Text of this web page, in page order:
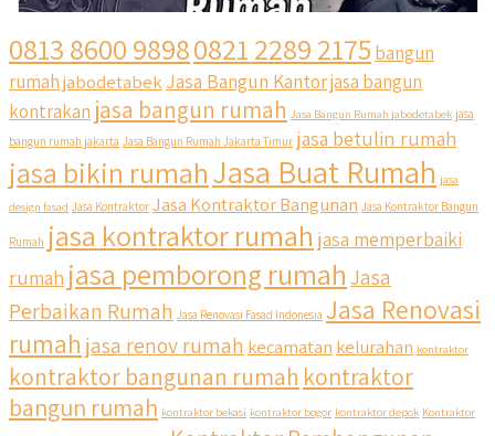
qyusipersada
@qyusipersada 3 years ago
Siapa yang udah masuk List untuk Bangun dan Renovasi
rumah Di @qyusipersada dengan sistem Cicilan ?? 🤗
0813 8600 98980821 2289 2175 bangun
rumahjabodetabek Jasa Bangun Kantorjasa bangun
kontrakan jasa bangun rumah Jasa Bangun Rumah jabodetabek jasa
bangun rumah jakarta Jasa Bangun Rumah Jakarta Timur jasa betulin rumah
jasa bikin rumahJasa Buat Rumah jasa
design fasad Jasa Kontraktor Jasa Kontraktor Bangunan Jasa Kontraktor Bangun
Rumah jasa kontraktor rumah jasa memperbaiki
rumah jasa pemborong rumahJasa
Perbaikan Rumah Jasa Renovasi Fasad Indonesia Jasa Renovasi
rumah jasa renov rumah kecamatan kelurahan kontraktor
kontraktor bangunan rumah kontraktor
bangun rumah kontraktor bekasi kontraktor bogor kontraktor depok Kontraktor